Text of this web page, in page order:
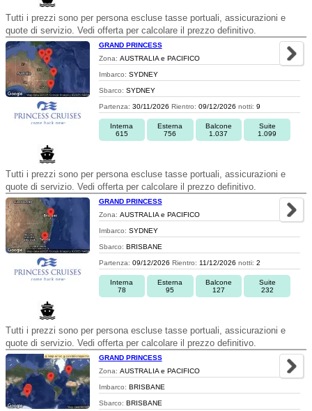
Tutti i prezzi sono per persona escluse tasse portuali, assicurazioni e
quote di servizio. Vedi offerta per calcolare il prezzo definitivo.
GRAND PRINCESS
Zona: AUSTRALIA e PACIFICO
Imbarco: SYDNEY
Sbarco: SYDNEY
Partenza: 30/11/2026 Rientro: 09/12/2026 notti: 9
Interna
615
Esterna
756
Balcone
1.037
Suite
1.099
Tutti i prezzi sono per persona escluse tasse portuali, assicurazioni e
quote di servizio. Vedi offerta per calcolare il prezzo definitivo.
GRAND PRINCESS
Zona: AUSTRALIA e PACIFICO
Imbarco: SYDNEY
Sbarco: BRISBANE
Partenza: 09/12/2026 Rientro: 11/12/2026 notti: 2
Interna
78
Esterna
95
Balcone
127
Suite
232
Tutti i prezzi sono per persona escluse tasse portuali, assicurazioni e
quote di servizio. Vedi offerta per calcolare il prezzo definitivo.
GRAND PRINCESS
Zona: AUSTRALIA e PACIFICO
Imbarco: BRISBANE
Sbarco: BRISBANE